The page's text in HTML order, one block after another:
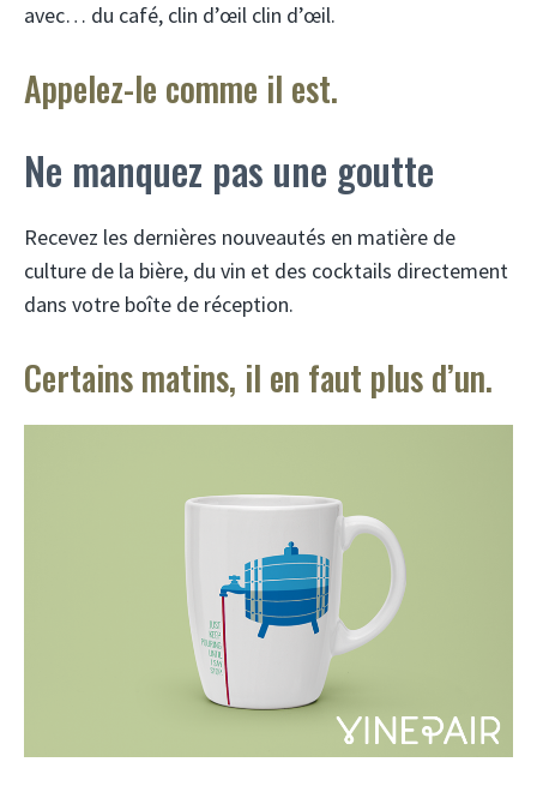
avec… du café, clin d’œil clin d’œil.
Appelez-le comme il est.
Ne manquez pas une goutte
Recevez les dernières nouveautés en matière de
culture de la bière, du vin et des cocktails directement
dans votre boîte de réception.
Certains matins, il en faut plus d’un.